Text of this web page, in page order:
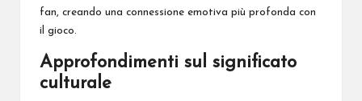
fan, creando una connessione emotiva più profonda con
il gioco.
Approfondimenti sul significato
culturale